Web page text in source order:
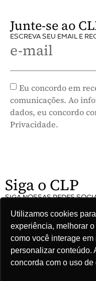
Utilizamos cookies
experiência, melhorar
como você interage em
personalizar conteúdo.
concorda com o uso de
Junte-se ao
ESCREVA SEU EMAIL E
e-mail
Eu concordo em
comunicações. Ao
dados, eu concordo
Privacidade.
Siga o CLP
SIGA NOSSAS REDES
Mapa do site